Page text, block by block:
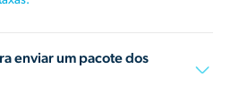
enviar um pacote dos